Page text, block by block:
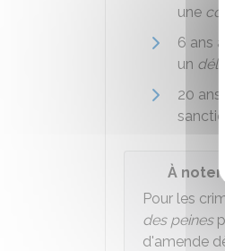
une
6 ans
un délit
20
À noter
Pour les
des peines
d'amende